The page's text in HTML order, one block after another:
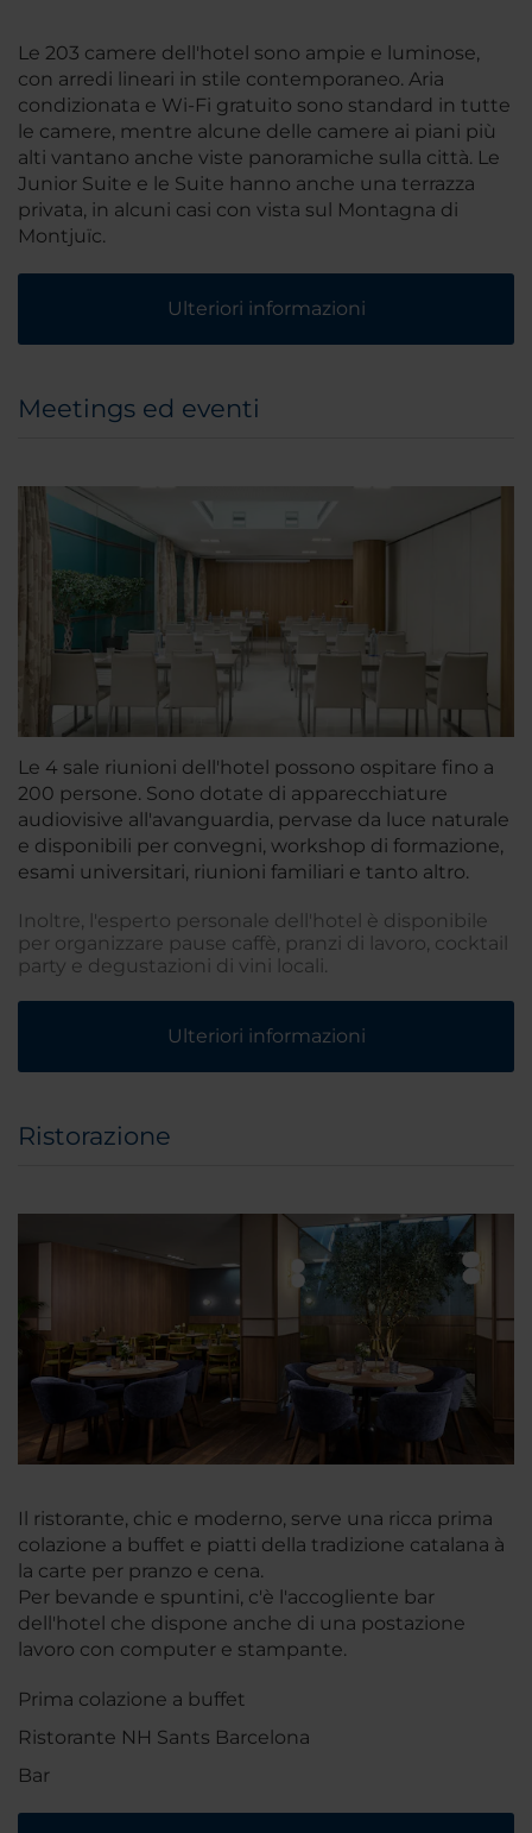
Le 203 camere dell'hotel sono ampie e luminose,
con arredi lineari in stile contemporaneo. Aria
condizionata e Wi-Fi gratuito sono standard in tutte
le camere, mentre alcune delle camere ai piani più
alti vantano anche viste panoramiche sulla città. Le
Junior Suite e le Suite hanno anche una terrazza
privata, in alcuni casi con vista sul Montagna di
Montjuïc.
Ulteriori informazioni
Meetings ed eventi
Le 4 sale riunioni dell'hotel possono ospitare fino a
200 persone. Sono dotate di apparecchiature
audiovisive all'avanguardia, pervase da luce naturale
e disponibili per convegni, workshop di formazione,
esami universitari, riunioni familiari e tanto altro.
Inoltre, l'esperto personale dell'hotel è disponibile
per organizzare pause caffè, pranzi di lavoro, cocktail
party e degustazioni di vini locali.
Ulteriori informazioni
Ristorazione
Il ristorante, chic e moderno, serve una ricca prima
colazione a buffet e piatti della tradizione catalana à
la carte per pranzo e cena.
Per bevande e spuntini, c'è l'accogliente bar
dell'hotel che dispone anche di una postazione
lavoro con computer e stampante.
Prima colazione a buffet
Ristorante NH Sants Barcelona
Bar